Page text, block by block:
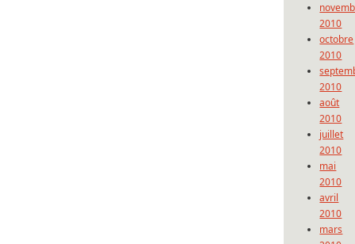
2010
octobre
2010
2010
août
2010
juillet
2010
mai
2010
avril
2010
mars